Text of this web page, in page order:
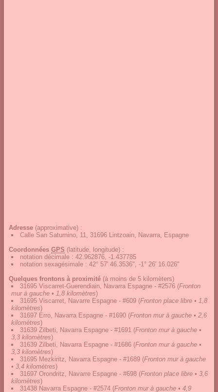
Adresse (approximative) :
Calle San Saturnino, 11, 31696 Lintzoain, Navarra, Espagne
Coordonnées GPS (latitude, longitude) :
notation décimale : 42.962876, -1.437785
notation sexagésimale : 42° 57' 46.3536", -1° 26' 16.026"
Quelques frontons à proximité (à moins de 5 kilomèters)
31695 Viscarret-Guerendiain, Navarra Espagne - #2576 (Fronton
mur à gauche • 1,8 kilomètres)
31695 Viscarret, Navarre Espagne - #609 (Fronton place libre • 1,8
kilomètres)
31697 Erro, Navarra Espagne - #1690 (Fronton mur à gauche • 2,6
kilomètres)
31639 Zilbeti, Navarra Espagne - #1691 (Fronton mur à gauche •
3,3 kilomètres)
31639 Zilbeti, Navarra Espagne - #1686 (Fronton mur à gauche •
3,3 kilomètres)
31695 Mezkiritz, Navarra Espagne - #1689 (Fronton mur à gauche
• 3,4 kilomètres)
31697 Orondritz, Navarre Espagne - #698 (Fronton place libre • 3,6
kilomètres)
31438 Navarra Espagne - #2574 (Fronton mur à gauche • 4,9